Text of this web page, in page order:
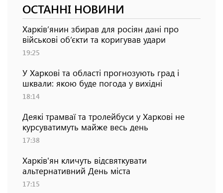
ОСТАННІ НОВИНИ
Харків’янин збирав для росіян дані про
військові об’єкти та коригував удари
19:25
У Харкові та області прогнозують град і
шквали: якою буде погода у вихідні
18:14
Деякі трамваї та тролейбуси у Харкові не
курсуватимуть майже весь день
17:38
Харків'ян кличуть відсвяткувати
альтернативний День міста
17:15